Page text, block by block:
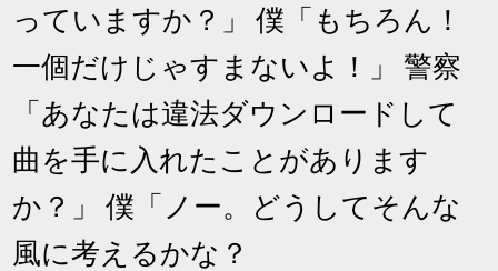
っていますか？」 僕「もちろん！
一個だけじゃすまないよ！」 警察
「あなたは違法ダウンロードして
曲を手に入れたことがあります
か？」 僕「ノー。どうしてそんな
風に考えるかな？